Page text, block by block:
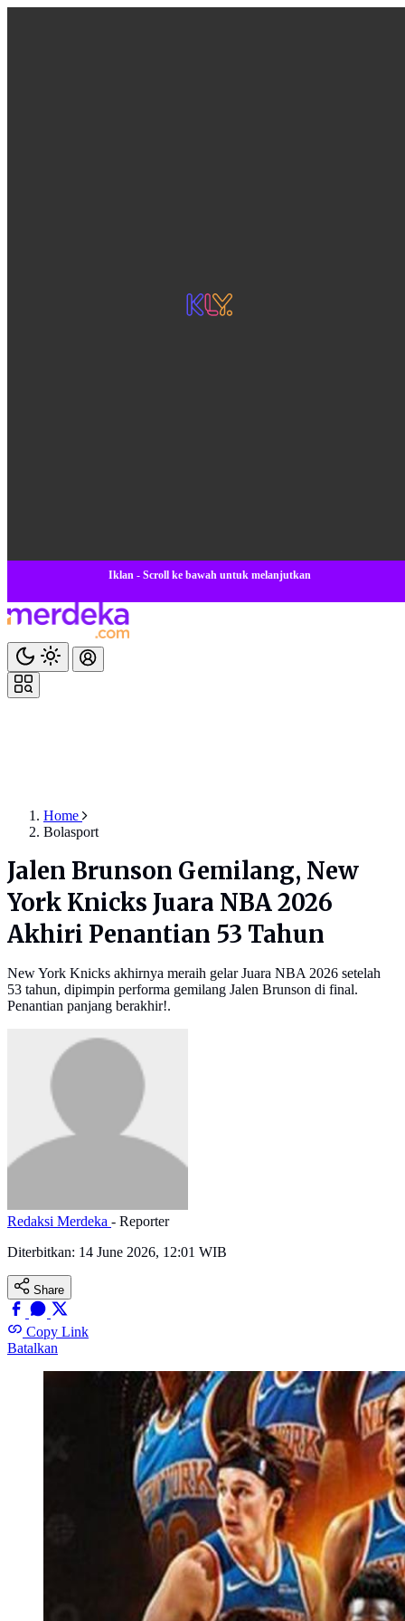
Iklan - Scroll ke bawah untuk melanjutkan
Home
Bolasport
Jalen Brunson Gemilang, New
York Knicks Juara NBA 2026
Akhiri Penantian 53 Tahun
New York Knicks akhirnya meraih gelar Juara NBA 2026 setelah
53 tahun, dipimpin performa gemilang Jalen Brunson di final.
Penantian panjang berakhir!.
Redaksi Merdeka - Reporter
Diterbitkan: 14 June 2026, 12:01 WIB
Share
Copy Link
Batalkan